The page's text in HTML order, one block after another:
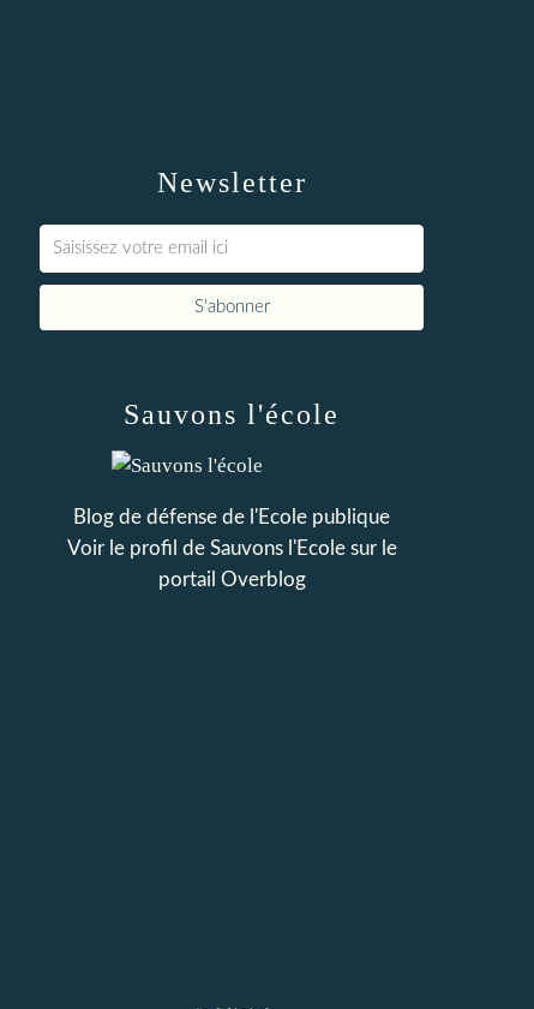
Newsletter
Sauvons l'école
Blog de défense de l'Ecole publique
Voir le profil de Sauvons l'Ecolesur le
portail Overblog